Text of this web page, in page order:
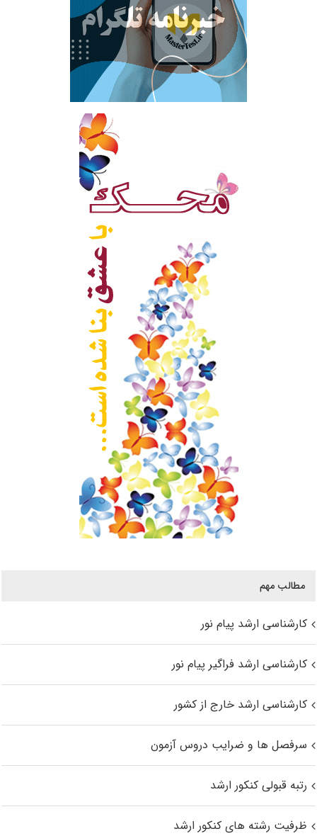
مطالب مهم
کارشناسی ارشد پیام نور
کارشناسی ارشد فراگیر پیام نور
کارشناسی ارشد خارج از کشور
سرفصل ها و ضرایب دروس آزمون
رتبه قبولی کنکور ارشد
ظرفیت رشته های کنکور ارشد